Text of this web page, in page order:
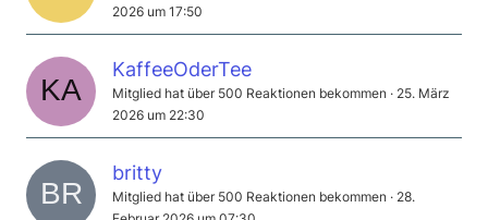
2026 um 17:50
KaffeeOderTee
Mitglied hat über 500 Reaktionen bekommen
25. März
2026 um 22:30
britty
Mitglied hat über 500 Reaktionen bekommen
28.